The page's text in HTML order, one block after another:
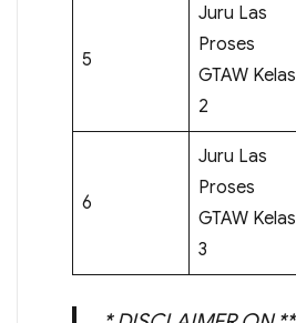
5
Juru Las
Proses
GTAW Kelas
2
6
Juru Las
Proses
GTAW Kelas
3